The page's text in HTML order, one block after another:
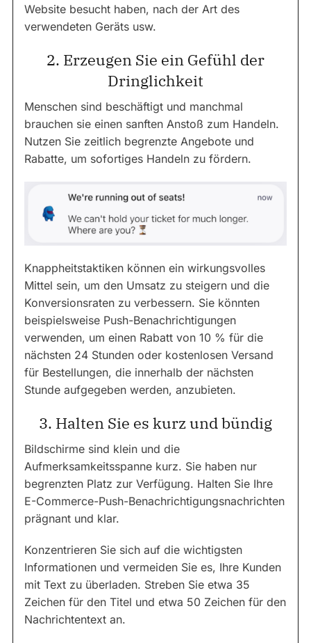
Website besucht haben, nach der Art des
verwendeten Geräts usw.
2. Erzeugen Sie ein Gefühl der
Dringlichkeit
Menschen sind beschäftigt und manchmal
brauchen sie einen sanften Anstoß zum Handeln.
Nutzen Sie zeitlich begrenzte Angebote und
Rabatte, um sofortiges Handeln zu fördern.
Knappheitstaktiken können ein wirkungsvolles
Mittel sein, um den Umsatz zu steigern und die
Konversionsraten zu verbessern. Sie könnten
beispielsweise Push-Benachrichtigungen
verwenden, um einen Rabatt von 10 % für die
nächsten 24 Stunden oder kostenlosen Versand
für Bestellungen, die innerhalb der nächsten
Stunde aufgegeben werden, anzubieten.
3. Halten Sie es kurz und bündig
Bildschirme sind klein und die
Aufmerksamkeitsspanne kurz. Sie haben nur
begrenzten Platz zur Verfügung. Halten Sie Ihre
E-Commerce-Push-Benachrichtigungsnachrichten
prägnant und klar.
Konzentrieren Sie sich auf die wichtigsten
Informationen und vermeiden Sie es, Ihre Kunden
mit Text zu überladen. Streben Sie etwa 35
Zeichen für den Titel und etwa 50 Zeichen für den
Nachrichtentext an.